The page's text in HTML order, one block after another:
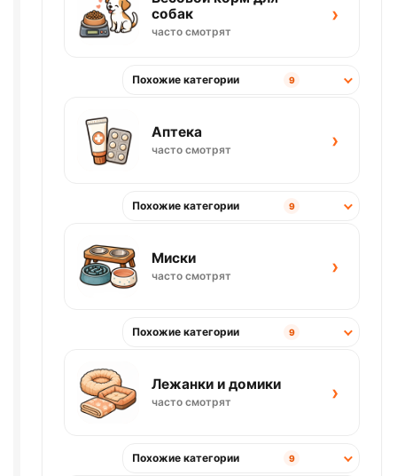
собак
часто смотрят
›
Похожие категории 9
Аптека
часто смотрят ›
Похожие категории 9
Миски
часто смотрят ›
Похожие категории 9
Лежанки и домики
часто смотрят ›
Похожие категории 9